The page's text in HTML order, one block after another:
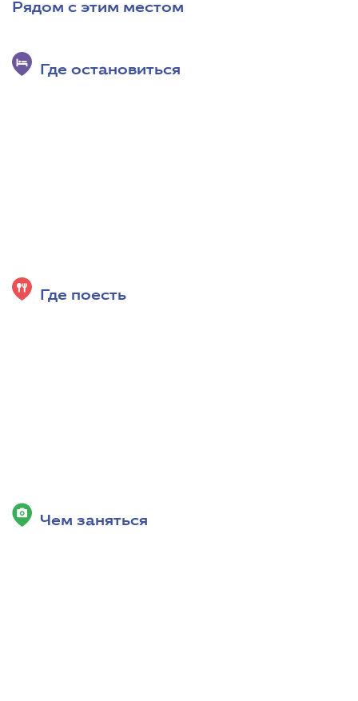
Рядом с этим местом
Где остановиться
Где поесть
Чем заняться